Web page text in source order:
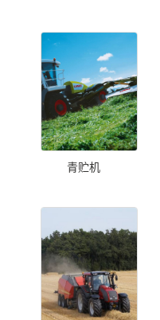
青贮机